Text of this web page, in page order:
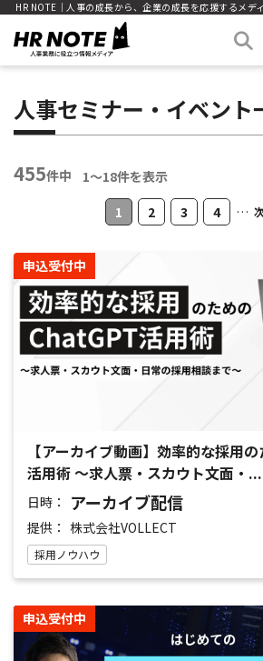
HR NOTE｜人事の成長から、企業の成長を応援するメデ
人事セミナー・イベント
455件中
1〜18件を表示
1
2 3 4 …
申込受付中
【アーカイブ動画】効率的な採用
活用術 〜求人票・スカウト文面・...
日時： アーカイブ配信
提供： 株式会社VOLLECT
採用ノウハウ
申込受付中